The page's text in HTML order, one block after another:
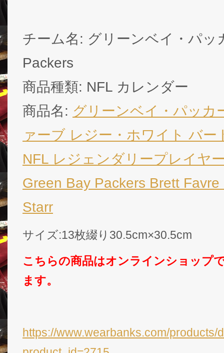
チーム名: グリーンベイ・パッ
Packers
商品種類: NFL カレンダー
商品名: グリーンベイ・パッカ
ァーブ レジー・ホワイト バー
NFL レジェンダリープレイヤ
Green Bay Packers Brett
Starr
サイズ:13枚綴り30.5cm×30.5cm
こちらの商品はオンラインショップ
ます。
https://www.wearbanks.com/products/